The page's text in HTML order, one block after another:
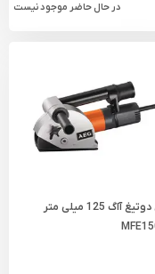
در حال حاضر موجود نیست
شیار زن دوتیغ آاگ 125 میلی متر